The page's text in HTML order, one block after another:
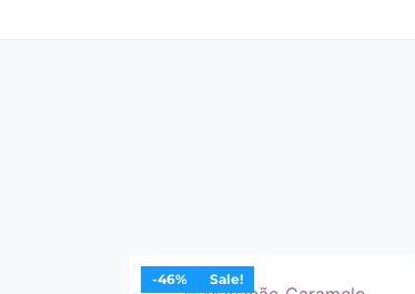
-46% Sale!